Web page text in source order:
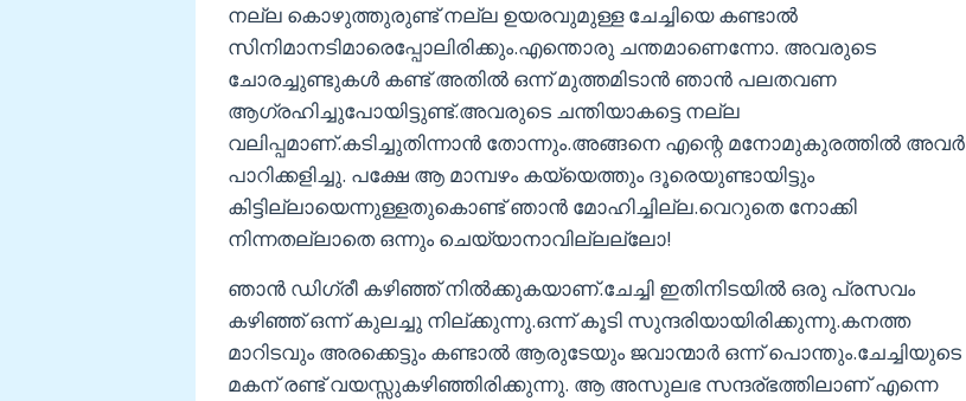
നല്ല കൊഴുത്തുരുണ്ട് നല്ല ഉയരവുമുള്ള ചേച്ചിയെ കണ്ടാൽ
സിനിമാനടിമാരെപ്പോലിരിക്കും.എന്തൊരു ചന്തമാണെന്നോ. അവരുടെ
ചോരച്ചുണ്ടുകൾ കണ്ട് അതിൽ ഒന്ന് മുത്തമിടാൻ ഞാൻ പലതവണ
ആഗ്രഹിച്ചുപോയിട്ടുണ്ട്.അവരുടെ ചന്തിയാകട്ടെ നല്ല
വലിപ്പമാണ്.കടിച്ചുതിന്നാൻ തോന്നും.അങ്ങനെ എന്റെ മനോമുകുരത്തിൽ അവർ
പാറിക്കളിച്ചു. പക്ഷേ ആ മാമ്പഴം കയ്യെത്തും ദൂരെയുണ്ടായിട്ടും
കിട്ടില്ലായെന്നുള്ളതുകൊണ്ട് ഞാൻ മോഹിച്ചില്ല.വെറുതെ നോക്കി
നിന്നതല്ലാതെ ഒന്നും ചെയ്യാനാവില്ലല്ലോ!
ഞാൻ ഡിഗ്രീ കഴിഞ്ഞ് നിൽക്കുകയാണ്.ചേച്ചി ഇതിനിടയിൽ ഒരു പ്രസവം
കഴിഞ്ഞ് ഒന്ന് കുലച്ചു നില്ക്കുന്നു.ഒന്ന് കൂടി സുന്ദരിയായിരിക്കുന്നു.കനത്ത
മാറിടവും അരക്കെട്ടും കണ്ടാൽ ആരുടേയും ജവാന്മാർ ഒന്ന് പൊന്തും.ചേച്ചിയുടെ
മകന് രണ്ട് വയസ്സുകഴിഞ്ഞിരിക്കുന്നു. ആ അസുലഭ സന്ദര്ഭത്തിലാണ് എന്നെ